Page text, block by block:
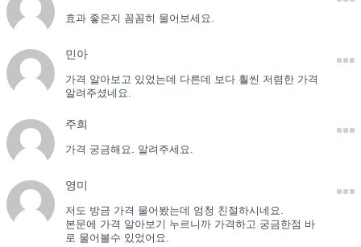
효과 좋은지 꼼꼼히 물어보세요.
민아
가격 알아보고 있었는데 다른데 보다 훨씬 저렴한 가격
알려주셨네요.
주희
가격 궁금해요. 알려주세요.
영미
저도 방금 가격 물어봤는데 엄청 친절하시네요.
본문에 가격 알아보기 누르니까 가격하고 궁금한점 바
로 물어볼수 있었어요.